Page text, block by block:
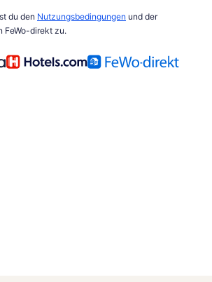
du den Nutzungsbedingungen und der
FeWo-direkt zu.